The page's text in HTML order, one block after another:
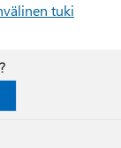
tuki